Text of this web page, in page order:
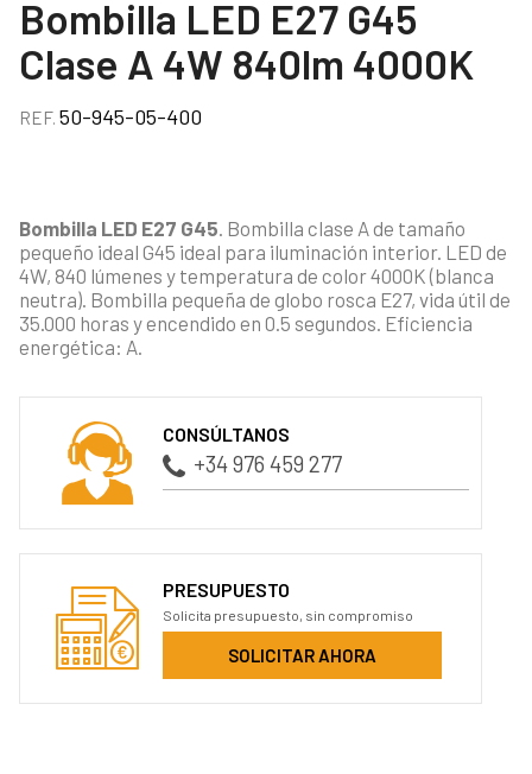
Bombilla LED E27 G45
Clase A 4W 840lm 4000K
REF. 50-945-05-400
Bombilla LED E27 G45 . Bombilla clase A de tamaño
pequeño ideal G45 ideal para iluminación interior. LED de
4W, 840 lúmenes y temperatura de color 4000K (blanca
neutra). Bombilla pequeña de globo rosca E27, vida útil de
35.000 horas y encendido en 0.5 segundos. Eficiencia
energética: A.
CONSÚLTANOS
+34 976 459 277
PRESUPUESTO
Solicita presupuesto, sin compromiso
SOLICITAR AHORA